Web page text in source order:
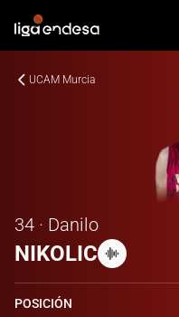
UCAM Murcia
34 · Danilo
NIKOLIC
POSICIÓN